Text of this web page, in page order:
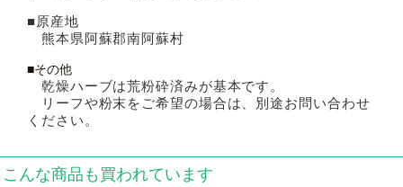
■原産地
熊本県阿蘇郡南阿蘇村
■その他
乾燥ハーブは荒粉砕済みが基本です。
リーフや粉末をご希望の場合は、別途お問い合わせ
ください。
こんな商品も買われています